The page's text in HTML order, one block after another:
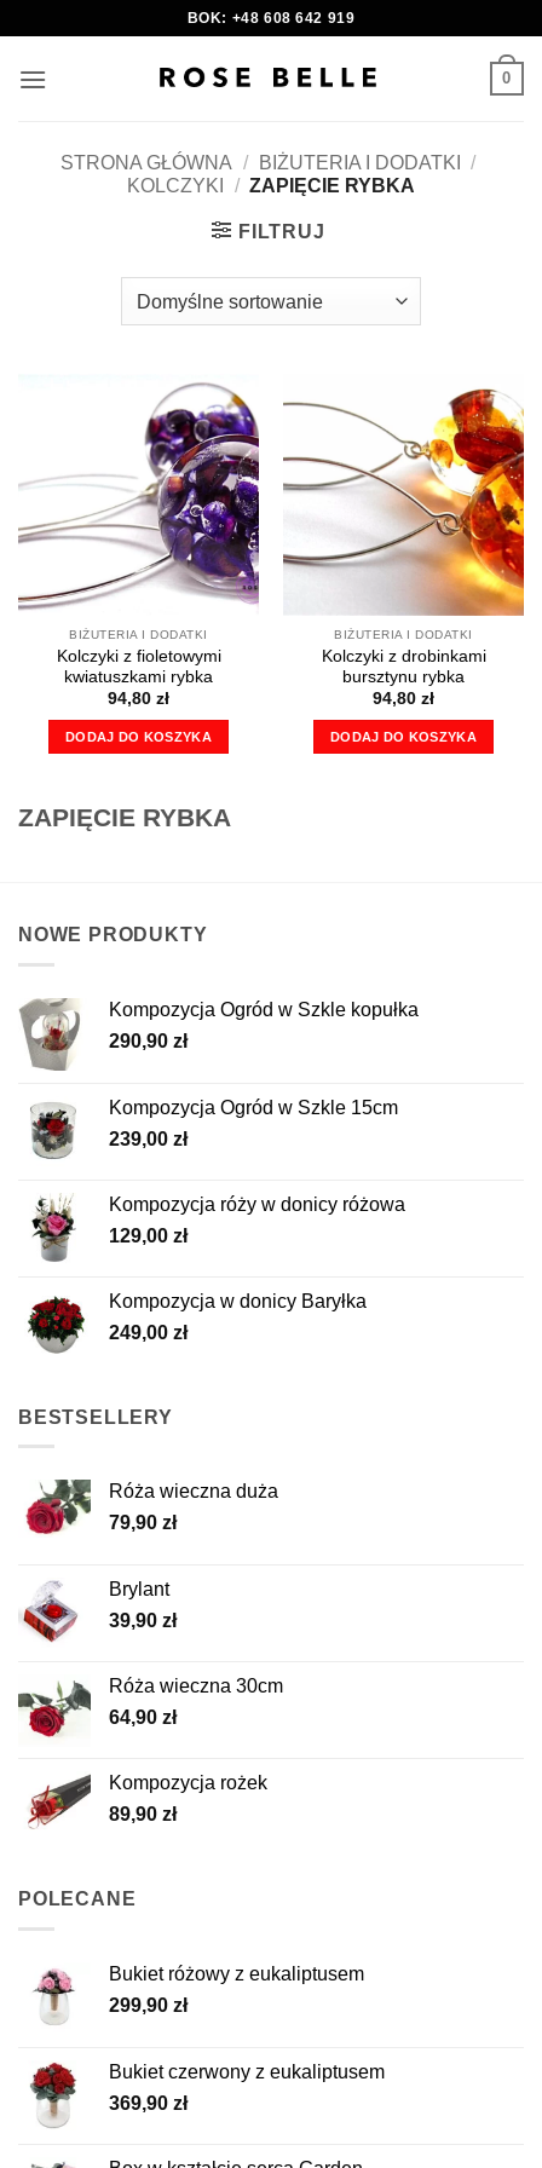
content
BOK: +48 608 642 919
0
STRONA GŁÓWNA / BIŻUTERIA I DODATKI
/
KOLCZYKI
/ ZAPIĘCIE RYBKA
FILTRUJ
BIŻUTERIA I DODATKI
Kolczyki z fioletowymi
kwiatuszkami rybka
94,80 zł
DODAJ DO KOSZYKA
BIŻUTERIA I DODATKI
Kolczyki z drobinkami
bursztynu rybka
94,80 zł
DODAJ DO KOSZYKA
ZAPIĘCIE RYBKA
NOWE PRODUKTY
Kompozycja Ogród w Szkle kopułka
290,90 zł
Kompozycja Ogród w Szkle 15cm
239,00 zł
Kompozycja róży w donicy różowa
129,00 zł
Kompozycja w donicy Baryłka
249,00 zł
BESTSELLERY
Róża wieczna duża
79,90 zł
Brylant
39,90 zł
Róża wieczna 30cm
64,90 zł
Kompozycja rożek
89,90 zł
POLECANE
Bukiet różowy z eukaliptusem
299,90 zł
Bukiet czerwony z eukaliptusem
369,90 zł